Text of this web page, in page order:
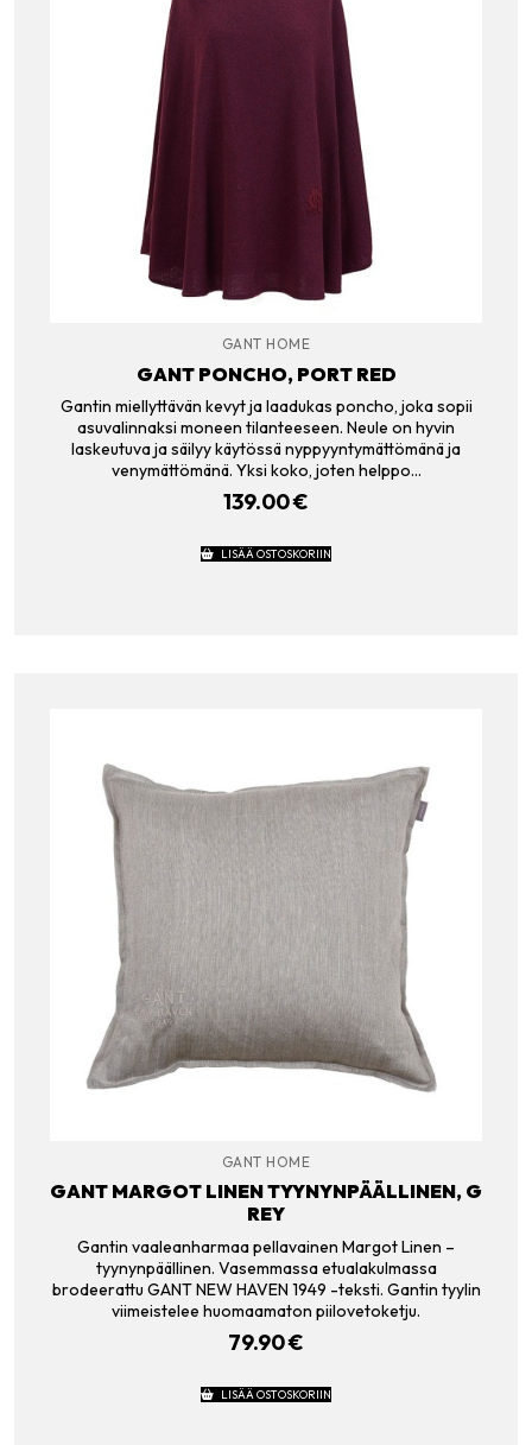
GANT HOME
GANT PONCHO, PORT RED
Gantin miellyttävän kevyt ja laadukas poncho, joka sopii
asuvalinnaksi moneen tilanteeseen. Neule on hyvin
laskeutuva ja säilyy käytössä nyppyyntymättömänä ja
venymättömänä. Yksi koko, joten helppo…
139.00€
LISÄÄ OSTOSKORIIN
GANT HOME
GANT MARGOT LINEN TYYNYNPÄÄLLINEN, G
REY
Gantin vaaleanharmaa pellavainen Margot Linen –
tyynynpäällinen. Vasemmassa etualakulmassa
brodeerattu GANT NEW HAVEN 1949 -teksti. Gantin tyylin
viimeistelee huomaamaton piilovetoketju.
79.90€
LISÄÄ OSTOSKORIIN